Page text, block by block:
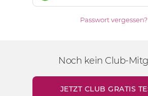
Passwort vergessen?
Noch kein Club-
JETZT CLUB GRATIS